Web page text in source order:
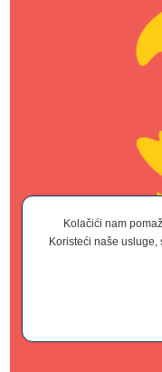
Kolačići nam
Koristeći naše